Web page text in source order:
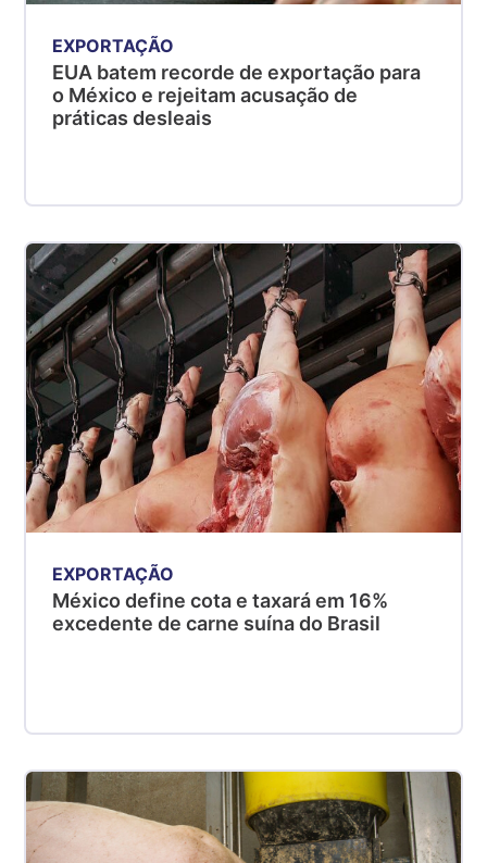
EXPORTAÇÃO
EUA batem recorde de exportação para
o México e rejeitam acusação de
práticas desleais
EXPORTAÇÃO
México define cota e taxará em 16%
excedente de carne suína do Brasil